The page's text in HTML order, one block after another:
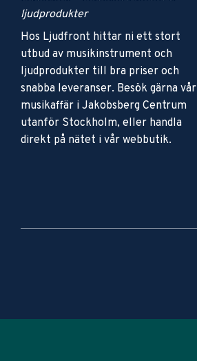
ljudprodukter
Hos Ljudfront hittar ni ett stort
utbud av musikinstrument och
ljudprodukter till bra priser och
snabba leveranser. Besök gärna vår
musikaffär i Jakobsberg Centrum
utanför Stockholm, eller handla
direkt på nätet i vår webbutik.